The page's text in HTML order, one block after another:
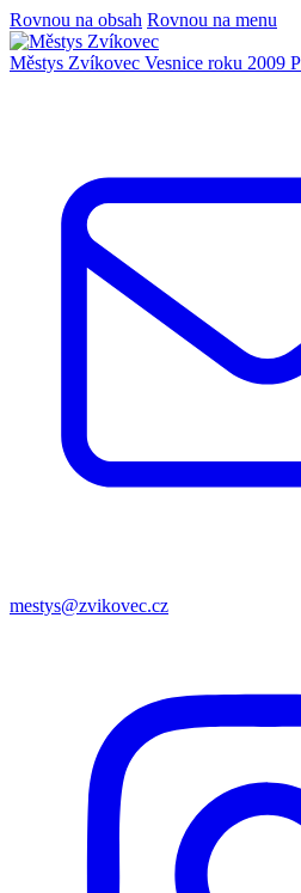
Rovnou na obsah Rovnou na menu
Městys Zvíkovec Vesnice roku 2009
mestys@zvikovec.cz